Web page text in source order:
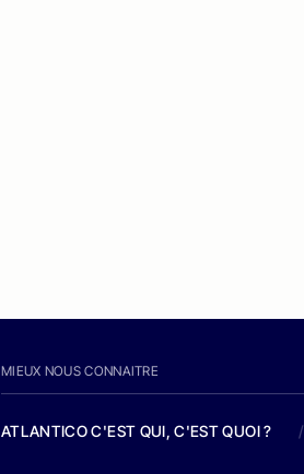
MIEUX NOUS CONNAITRE
ATLANTICO C'EST QUI, C'EST QUOI ? /